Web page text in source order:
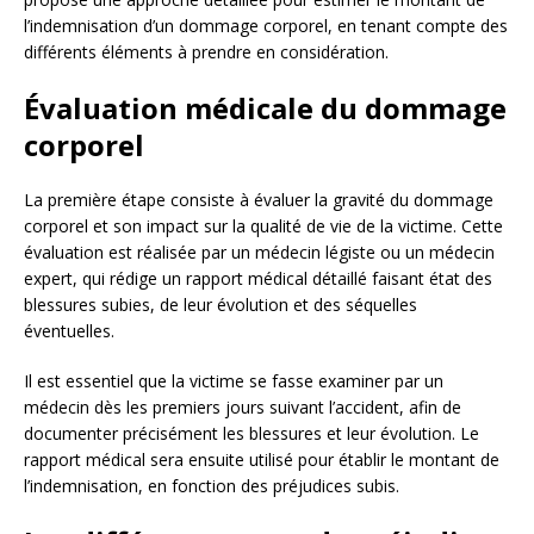
l’indemnisation d’un dommage corporel, en tenant compte des
différents éléments à prendre en considération.
Évaluation médicale du dommage
corporel
La première étape consiste à évaluer la gravité du dommage
corporel et son impact sur la qualité de vie de la victime. Cette
évaluation est réalisée par un médecin légiste ou un médecin
expert, qui rédige un rapport médical détaillé faisant état des
blessures subies, de leur évolution et des séquelles
éventuelles.
Il est essentiel que la victime se fasse examiner par un
médecin dès les premiers jours suivant l’accident, afin de
documenter précisément les blessures et leur évolution. Le
rapport médical sera ensuite utilisé pour établir le montant de
l’indemnisation, en fonction des préjudices subis.